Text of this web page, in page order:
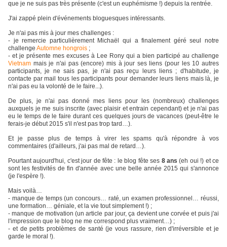
que je ne suis pas très présente (c'est un euphémisme !) depuis la rentrée.
J'ai zappé plein d'événements bloguesques intéressants.
Je n'ai pas mis à jour mes challenges :
- je remercie particulièrement Michaël qui a finalement géré seul notre
challenge Automne hongrois ;
- et je présente mes excuses à Lee Rony qui a bien participé au challenge
Vietnam mais je n'ai pas (encore) mis à jour ses liens (pour les 10 autres
participants, je ne sais pas, je n'ai pas reçu leurs liens ; d'habitude, je
contacte par mail tous les participants pour demander leurs liens mais là, je
n'ai pas eu la volonté de le faire...).
De plus, je n'ai pas donné mes liens pour les (nombreux) challenges
auxquels je me suis inscrite (avec plaisir et entrain cependant) et je n'ai pas
eu le temps de le faire durant ces quelques jours de vacances (peut-être le
ferais-je début 2015 s'il n'est pas trop tard…).
Et je passe plus de temps à virer les spams qu'à répondre à vos
commentaires (d'ailleurs, j'ai pas mal de retard…).
Pourtant aujourd'hui, c'est jour de fête : le blog fête ses 8 ans (eh oui !) et ce
sont les festivités de fin d'année avec une belle année 2015 qui s'annonce
(je l'espère !).
Mais voilà…
- manque de temps (un concours… raté, un examen professionnel… réussi,
une formation… géniale, et la vie tout simplement !) ;
- manque de motivation (un article par jour, ça devient une corvée et puis j'ai
l'impression que le blog ne me correspond plus vraiment…) ;
- et de petits problèmes de santé (je vous rassure, rien d'irréversible et je
garde le moral !).